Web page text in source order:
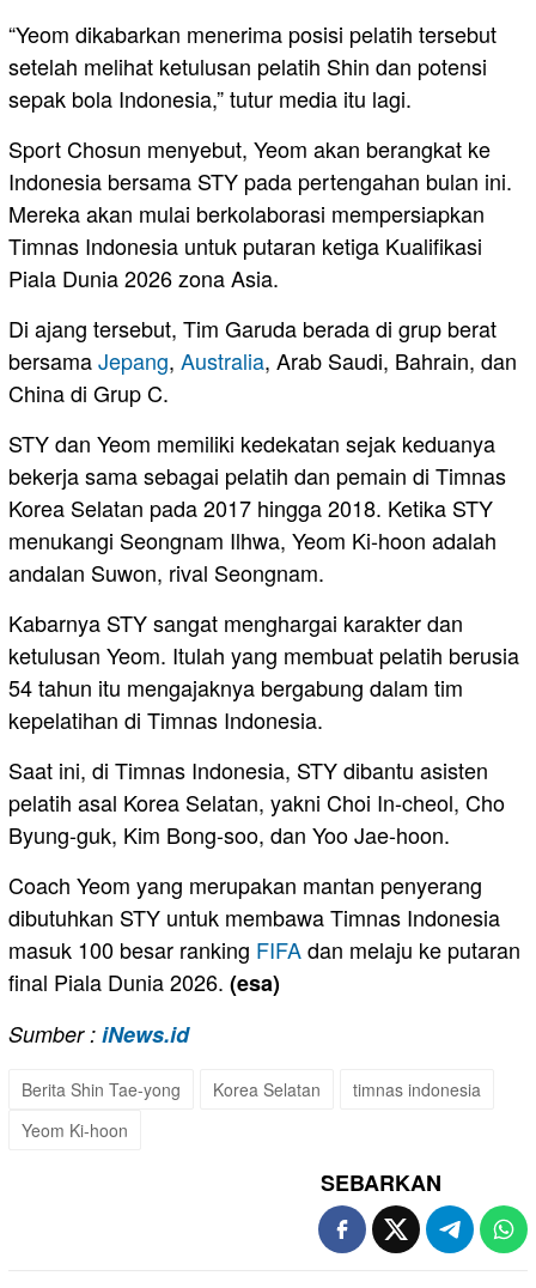
“Yeom dikabarkan menerima posisi pelatih tersebut
setelah melihat ketulusan pelatih Shin dan potensi
sepak bola Indonesia,” tutur media itu lagi.
Sport Chosun menyebut, Yeom akan berangkat ke
Indonesia bersama STY pada pertengahan bulan ini.
Mereka akan mulai berkolaborasi mempersiapkan
Timnas Indonesia untuk putaran ketiga Kualifikasi
Piala Dunia 2026 zona Asia.
Di ajang tersebut, Tim Garuda berada di grup berat
bersamaJepang, Australia, Arab Saudi, Bahrain, dan
China di Grup C.
STY dan Yeom memiliki kedekatan sejak keduanya
bekerja sama sebagai pelatih dan pemain di Timnas
Korea Selatan pada 2017 hingga 2018. Ketika STY
menukangi Seongnam Ilhwa, Yeom Ki-hoon adalah
andalan Suwon, rival Seongnam.
Kabarnya STY sangat menghargai karakter dan
ketulusan Yeom. Itulah yang membuat pelatih berusia
54 tahun itu mengajaknya bergabung dalam tim
kepelatihan di Timnas Indonesia.
Saat ini, di Timnas Indonesia, STY dibantu asisten
pelatih asal Korea Selatan, yakni Choi In-cheol, Cho
Byung-guk, Kim Bong-soo, dan Yoo Jae-hoon.
Coach Yeom yang merupakan mantan penyerang
dibutuhkan STY untuk membawa Timnas Indonesia
masuk 100 besar ranking FIFAdan melaju ke putaran
final Piala Dunia 2026. (esa)
Sumber : iNews.id
Berita Shin Tae-yong Korea Selatan
timnas indonesia
Yeom Ki-hoon
SEBARKAN